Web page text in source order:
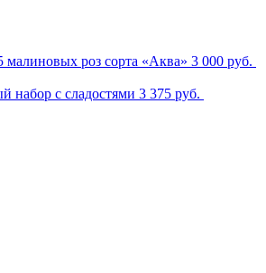
малиновых роз сорта «Аква» 3 000 руб.
набор с сладостями 3 375 руб.